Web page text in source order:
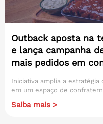
Outback aposta na
e lança campanha
mais pedidos em
Iniciativa amplia a estratégia
em um espaço de
Saiba mais >